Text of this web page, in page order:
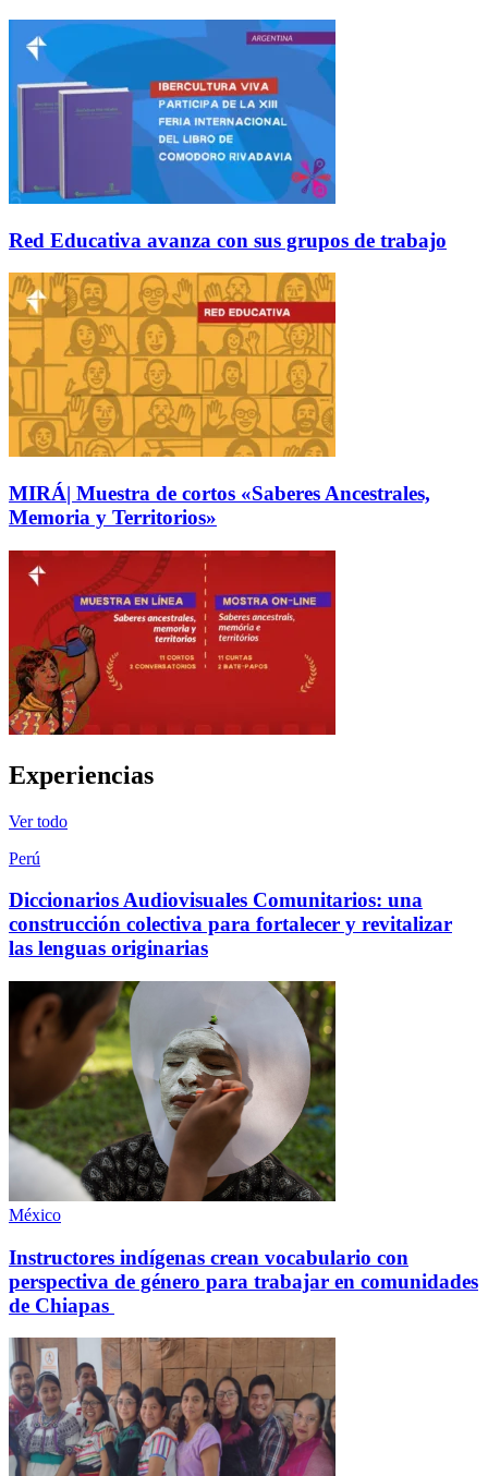
Red Educativa avanza con sus grupos de trabajo
MIRÁ| Muestra de cortos «Saberes Ancestrales,
Memoria y Territorios»
Experiencias
Ver todo
Perú
Diccionarios Audiovisuales Comunitarios: una
construcción colectiva para fortalecer y revitalizar
las lenguas originarias
México
Instructores indígenas crean vocabulario con
perspectiva de género para trabajar en comunidades
de Chiapas